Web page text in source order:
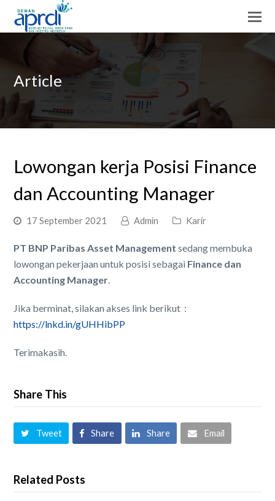
Article
Lowongan kerja Posisi Finance
dan Accounting Manager
17 September 2021 Admin Karir
PT BNP Paribas Asset Management sedang membuka
lowongan pekerjaan untuk posisi sebagai Finance dan
Accounting Manager.
Jika berminat, silakan akses link berikut :
https://lnkd.in/gUHHibPP
Terimakasih.
Share This
Tweet Share Share Email
Related Posts